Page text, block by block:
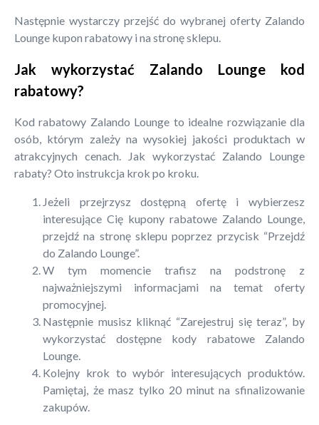
Następnie wystarczy przejść do wybranej oferty Zalando
Lounge kupon rabatowy i na stronę sklepu.
Jak wykorzystać Zalando Lounge kod
rabatowy?
Kod rabatowy Zalando Lounge to idealne rozwiązanie dla
osób, którym zależy na wysokiej jakości produktach w
atrakcyjnych cenach. Jak wykorzystać Zalando Lounge
rabaty? Oto instrukcja krok po kroku.
Jeżeli przejrzysz dostępną ofertę i wybierzesz
interesujące Cię kupony rabatowe Zalando Lounge,
przejdź na stronę sklepu poprzez przycisk “Przejdź
do Zalando Lounge”.
W tym momencie trafisz na podstronę z
najważniejszymi informacjami na temat oferty
promocyjnej.
Następnie musisz kliknąć “Zarejestruj się teraz”, by
wykorzystać dostępne kody rabatowe Zalando
Lounge.
Kolejny krok to wybór interesujących produktów.
Pamiętaj, że masz tylko 20 minut na sfinalizowanie
zakupów.